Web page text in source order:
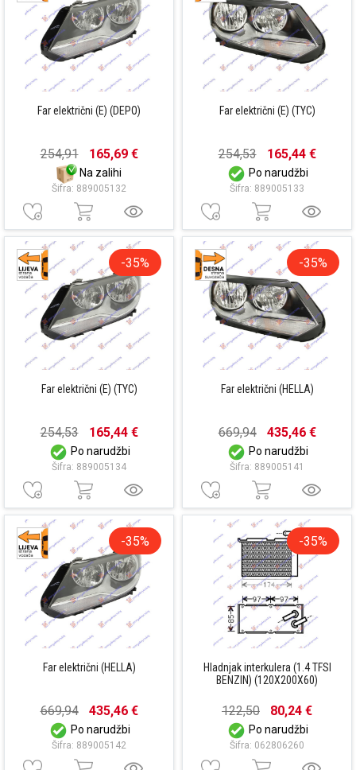
Far električni (E) (DEPO)
254,91 165,69 €
Na zalihi
Šifra: 889005132
Far električni (E) (TYC)
254,53 165,44 €
Po narudžbi
Šifra: 889005133
-35%
Far električni (E) (TYC)
254,53 165,44 €
Po narudžbi
Šifra: 889005134
-35%
Far električni (HELLA)
669,94 435,46 €
Po narudžbi
Šifra: 889005141
-35%
Far električni (HELLA)
669,94 435,46 €
Po narudžbi
Šifra: 889005142
-35%
Hladnjak interkulera (1.4 TFSI
BENZIN) (120X200X60)
122,50 80,24 €
Po narudžbi
Šifra: 062806260